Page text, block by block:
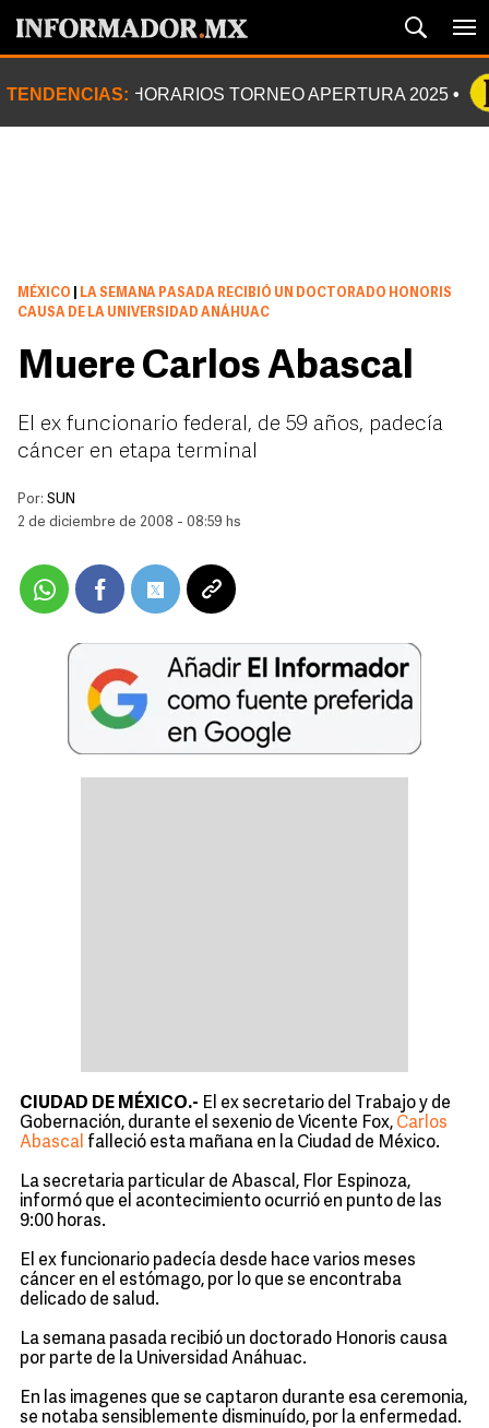
TENDENCIAS: HORARIOS TORNEO APERTURA 2025
MÉXICO
LA SEMANA PASADA RECIBIÓ UN DOCTORADO HONORIS
CAUSA DE LA UNIVERSIDAD ANÁHUAC
Muere Carlos Abascal
El ex funcionario federal, de 59 años, padecía
cáncer en etapa terminal
Por: SUN
2 de diciembre de 2008 - 08:59 hs
CIUDAD DE MÉXICO.- El ex secretario del Trabajo y de
Gobernación, durante el sexenio de Vicente Fox, Carlos
Abascal falleció esta mañana en la Ciudad de México.
La secretaria particular de Abascal, Flor Espinoza,
informó que el acontecimiento ocurrió en punto de las
9:00 horas.
El ex funcionario padecía desde hace varios meses
cáncer en el estómago, por lo que se encontraba
delicado de salud.
La semana pasada recibió un doctorado Honoris causa
por parte de la Universidad Anáhuac.
En las imagenes que se captaron durante esa ceremonia,
se notaba sensiblemente disminuído, por la enfermedad.